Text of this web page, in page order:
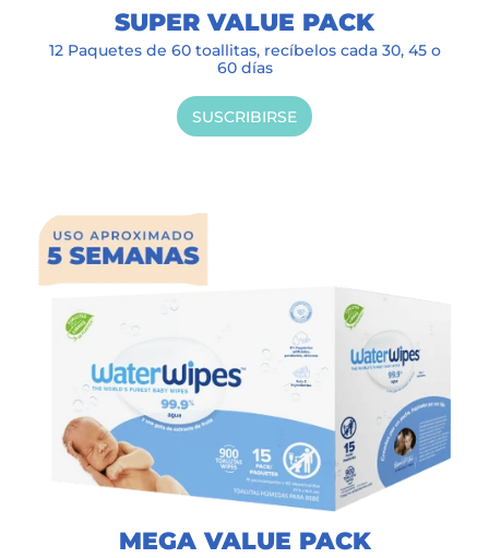
SUPER VALUE PACK
12 Paquetes de 60 toallitas, recíbelos cada 30, 45 o
60 días
SUSCRIBIRSE
MEGA VALUE PACK